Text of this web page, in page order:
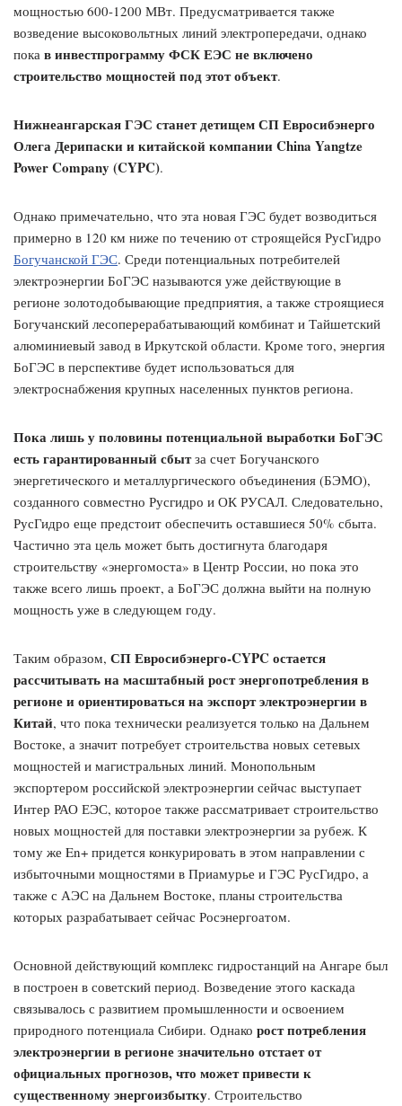
мощностью 600-1200 МВт. Предусматривается также
возведение высоковольтных линий электропередачи, однако
пока в инвестпрограмму ФСК ЕЭС не включено
строительство мощностей под этот объект.
Нижнеангарская ГЭС станет детищем СП Евросибэнерго
Олега Дерипаски и китайской компании China Yangtze
Power Company (CYPC).
Однако примечательно, что эта новая ГЭС будет возводиться
примерно в 120 км ниже по течению от строящейся РусГидро
Богучанской ГЭС. Среди потенциальных потребителей
электроэнергии БоГЭС называются уже действующие в
регионе золотодобывающие предприятия, а также строящиеся
Богучанский лесоперерабатывающий комбинат и Тайшетский
алюминиевый завод в Иркутской области. Кроме того, энергия
БоГЭС в перспективе будет использоваться для
электроснабжения крупных населенных пунктов региона.
Пока лишь у половины потенциальной выработки БоГЭС
есть гарантированный сбытза счет Богучанского
энергетического и металлургического объединения (БЭМО),
созданного совместно Русгидро и ОК РУСАЛ. Следовательно,
РусГидро еще предстоит обеспечить оставшиеся 50% сбыта.
Частично эта цель может быть достигнута благодаря
строительству «энергомоста» в Центр России, но пока это
также всего лишь проект, а БоГЭС должна выйти на полную
мощность уже в следующем году.
Таким образом, СП Евросибэнерго-CYPC остается
рассчитывать на масштабный рост энергопотребления в
регионе и ориентироваться на экспорт электроэнергии в
Китай, что пока технически реализуется только на Дальнем
Востоке, а значит потребует строительства новых сетевых
мощностей и магистральных линий. Монопольным
экспортером российской электроэнергии сейчас выступает
Интер РАО ЕЭС, которое также рассматривает строительство
новых мощностей для поставки электроэнергии за рубеж. К
тому же En+ придется конкурировать в этом направлении с
избыточными мощностями в Приамурье и ГЭС РусГидро, а
также с АЭС на Дальнем Востоке, планы строительства
которых разрабатывает сейчас Росэнергоатом.
Основной действующий комплекс гидростанций на Ангаре был
в построен в советский период. Возведение этого каскада
связывалось с развитием промышленности и освоением
природного потенциала Сибири. Однако рост потребления
электроэнергии в регионе значительно отстает от
официальных прогнозов, что может привести к
существенному энергоизбытку. Строительство